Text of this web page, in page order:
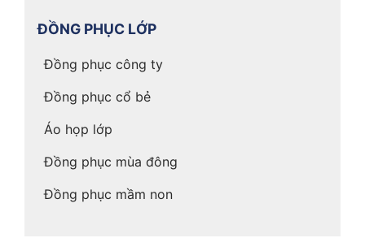
ĐỒNG PHỤC LỚP
Đồng phục công ty
Đồng phục cổ bẻ
Áo họp lớp
Đồng phục mùa đông
Đồng phục mầm non